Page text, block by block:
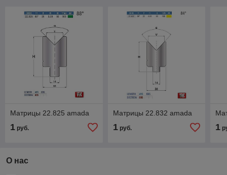
Матрицы 22.825 amada
1 руб.
Матрицы 22.832 amada
1руб. 1
О нас